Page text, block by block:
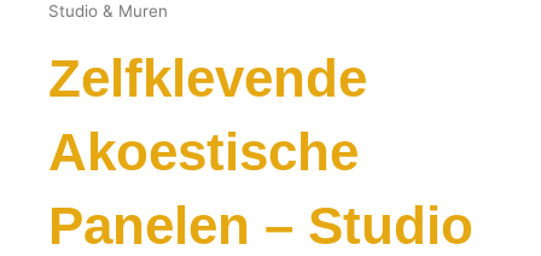
Studio & Muren
Zelfklevende
Akoestische
Panelen – Studio